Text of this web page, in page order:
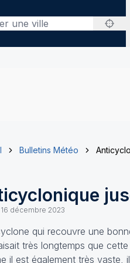
Bulletins Météo
décembre 2023
qui recouvre une
très longtemps que
il est également très vaste,